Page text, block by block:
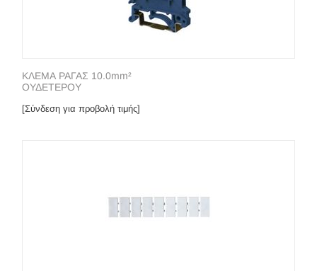
ΚΛΕΜΑ ΡΑΓΑΣ 10.0mm²
ΟΥΔΕΤΕΡΟΥ
[Σύνδεση για προβολή τιμής]